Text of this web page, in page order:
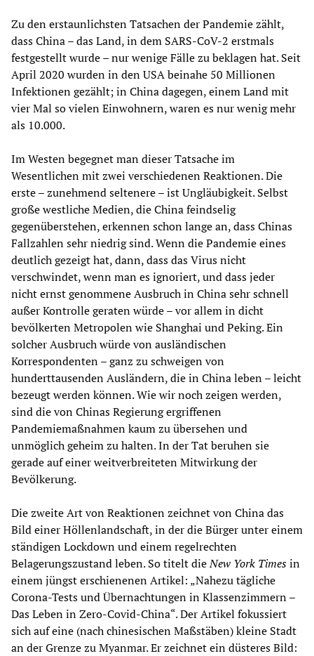
Zu den erstaunlichsten Tatsachen der Pandemie zählt,
dass China – das Land, in dem SARS-CoV-2 erstmals
festgestellt wurde – nur wenige Fälle zu beklagen hat. Seit
April 2020 wurden in den USA beinahe 50 Millionen
Infektionen gezählt; in China dagegen, einem Land mit
vier Mal so vielen Einwohnern, waren es nur wenig mehr
als 10.000.
Im Westen begegnet man dieser Tatsache im
Wesentlichen mit zwei verschiedenen Reaktionen. Die
erste – zunehmend seltenere – ist Ungläubigkeit. Selbst
große westliche Medien, die China feindselig
gegenüberstehen, erkennen schon lange an, dass Chinas
Fallzahlen sehr niedrig sind. Wenn die Pandemie eines
deutlich gezeigt hat, dann, dass das Virus nicht
verschwindet, wenn man es ignoriert, und dass jeder
nicht ernst genommene Ausbruch in China sehr schnell
außer Kontrolle geraten würde – vor allem in dicht
bevölkerten Metropolen wie Shanghai und Peking. Ein
solcher Ausbruch würde von ausländischen
Korrespondenten – ganz zu schweigen von
hunderttausenden Ausländern, die in China leben – leicht
bezeugt werden können. Wie wir noch zeigen werden,
sind die von Chinas Regierung ergriffenen
Pandemiemaßnahmen kaum zu übersehen und
unmöglich geheim zu halten. In der Tat beruhen sie
gerade auf einer weitverbreiteten Mitwirkung der
Bevölkerung.
Die zweite Art von Reaktionen zeichnet von China das
Bild einer Höllenlandschaft, in der die Bürger unter einem
ständigen Lockdown und einem regelrechten
Belagerungszustand leben. So titelt dieNew York Timesin
einem jüngst erschienenen Artikel: „Nahezu tägliche
Corona-Tests und Übernachtungen in Klassenzimmern –
Das Leben in Zero-Covid-China“. Der Artikel fokussiert
sich auf eine (nach chinesischen Maßstäben) kleine Stadt
an der Grenze zu Myanmar. Er zeichnet ein düsteres Bild: